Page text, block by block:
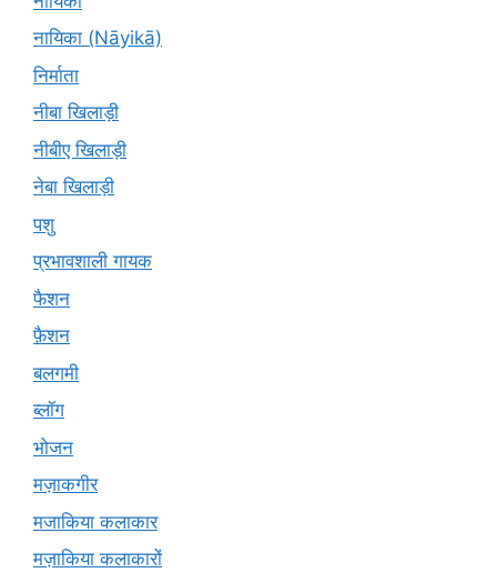
नायिका (Nāyikā)
निर्माता
नीबा खिलाड़ी
नीबीए खिलाड़ी
नेबा खिलाड़ी
पशु
प्रभावशाली गायक
फैशन
फ़ैशन
बलगमी
ब्लॉग
भोजन
मज़ाकगीर
मजाकिया कलाकार
मज़ाकिया कलाकारों